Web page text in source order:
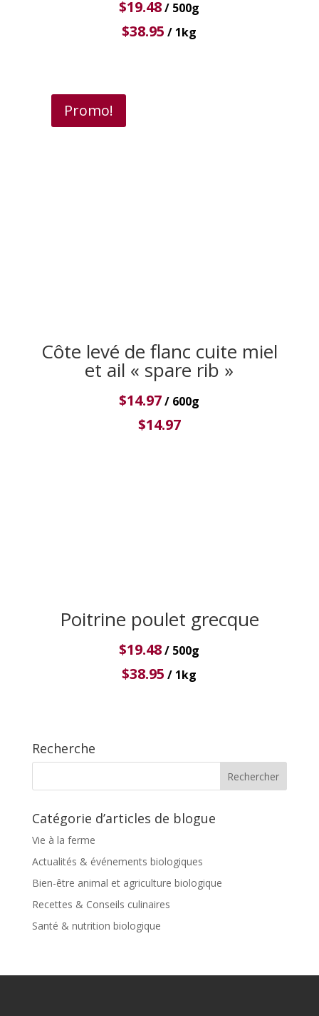
$19.48/ 500g
$38.95 / 1kg
Promo!
Côte levé de flanc cuite miel
et ail « spare rib »
$14.97/ 600g
$14.97
Poitrine poulet grecque
$19.48/ 500g
$38.95 / 1kg
Recherche
Catégorie d’articles de blogue
Vie à la ferme
Actualités & événements biologiques
Bien-être animal et agriculture biologique
Recettes & Conseils culinaires
Santé & nutrition biologique